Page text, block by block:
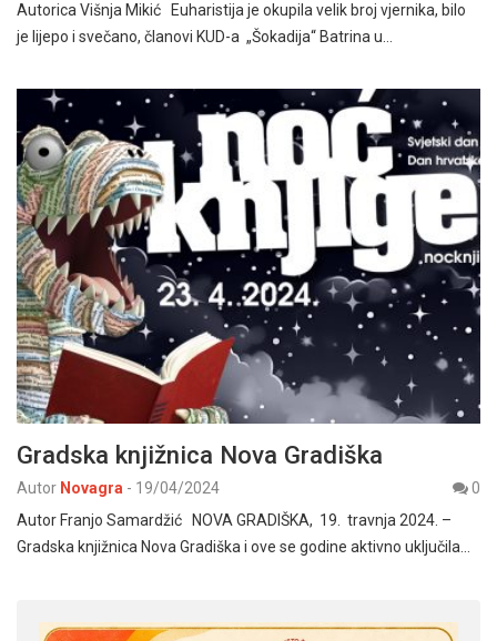
Autorica Višnja Mikić Euharistija je okupila velik broj vjernika, bilo
je lijepo i svečano, članovi KUD-a „Šokadija“ Batrina u…
Gradska knjižnica Nova Gradiška
Autor Novagra - 19/04/2024
0
Autor Franjo Samardžić NOVA GRADIŠKA, 19. travnja 2024. –
Gradska knjižnica Nova Gradiška i ove se godine aktivno uključila…